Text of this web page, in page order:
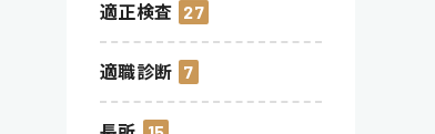
適正検査 27
適職診断 7